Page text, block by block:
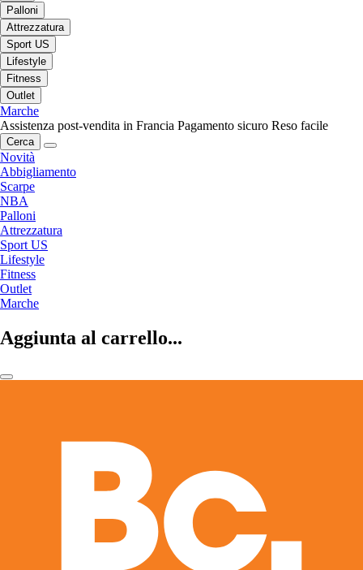
Palloni
Attrezzatura
Sport US
Lifestyle
Fitness
Outlet
Marche
Assistenza post-vendita in Francia Pagamento sicuro Reso facile
Cerca
Novità
Abbigliamento
Scarpe
NBA
Palloni
Attrezzatura
Sport US
Lifestyle
Fitness
Outlet
Marche
Aggiunta al carrello...